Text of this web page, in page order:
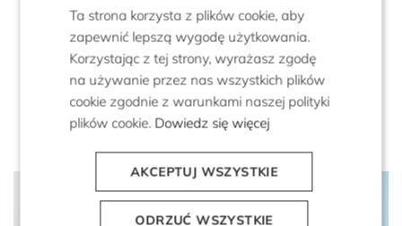
Zwroty
5.0 Pokaż opinie klientów
Ta strona korzysta z plików cookie, aby
zapewnić lepszą wygodę użytkowania.
Korzystając z tej strony, wyrażasz zgodę
na używanie przez nas wszystkich plików
cookie zgodnie z warunkami naszej polityki
plików cookie. Dowiedz się więcej
AKCEPTUJ WSZYSTKIE
ODRZUĆ WSZYSTKIE